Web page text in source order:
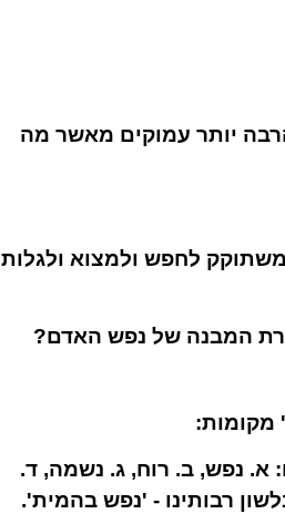
יותר עמוקים מאשר מה
משתוקק לחפש ולמצוא ולגלות
המבנה של נפש האדם?
מקומות:
א. נפש, ב. רוח, ג. נשמה, ד.
רבותינו - 'נפש בהמית'.